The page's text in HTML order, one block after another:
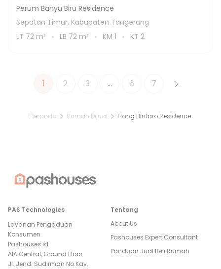
Perum Banyu Biru Residence
Sepatan Timur, Kabupaten Tangerang
LT 72 m² LB 72 m² KM 1 KT 2
1 2 3 ... 6 7
Beranda Rumah Dijual Elang Bintaro Residence
PAS Technologies
Layanan Pengaduan
Konsumen
Pashouses.id
AIA Central, Ground Floor
Jl. Jend. Sudirman No.Kav.
Tentang
About Us
Pashouses Expert Consultant
Panduan Jual Beli Rumah